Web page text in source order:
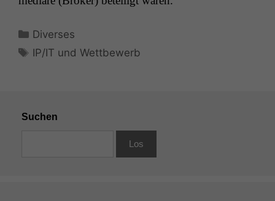
Kategorien
Diverses
Schlagwörter
IP/IT und Wettbewerb
Suchen